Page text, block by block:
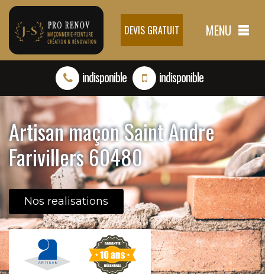
DEVIS GRATUIT MENU
indisponible indisponible
Artisan maçon Saint Andre
Farivillers 60480
Nos realisations